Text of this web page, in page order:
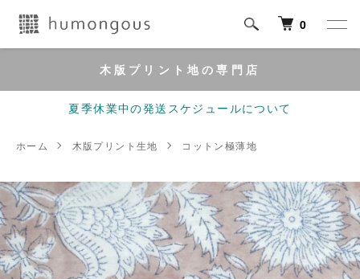
0
木版プリント地の専門店
夏季休業中の発送スケジュールについて
ホーム 木版プリント生地 コットン極薄地